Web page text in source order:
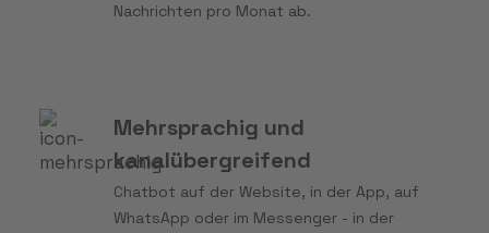
Nachrichten pro Monat ab.
Mehrsprachig und
kanalübergreifend
Chatbot auf der Website, in der App, auf
WhatsApp oder im Messenger - in der